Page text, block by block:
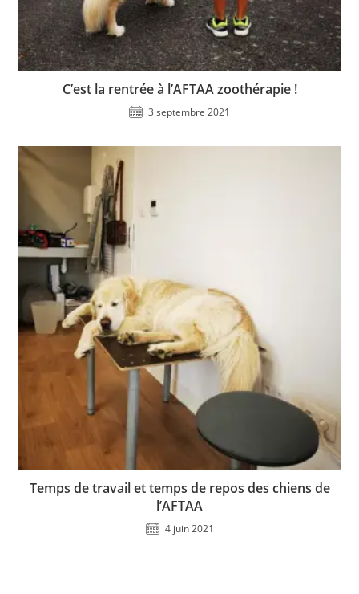
C’est la rentrée à l’AFTAA zoothérapie !
3 septembre 2021
Temps de travail et temps de repos des chiens de
l’AFTAA
4 juin 2021